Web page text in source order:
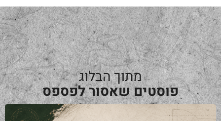
מתוך הבלוג
פוסטים שאסור לפספס